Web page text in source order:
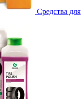
Средства для